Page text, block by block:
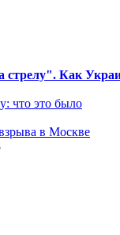
стрелу". Как
что это было
в Москве